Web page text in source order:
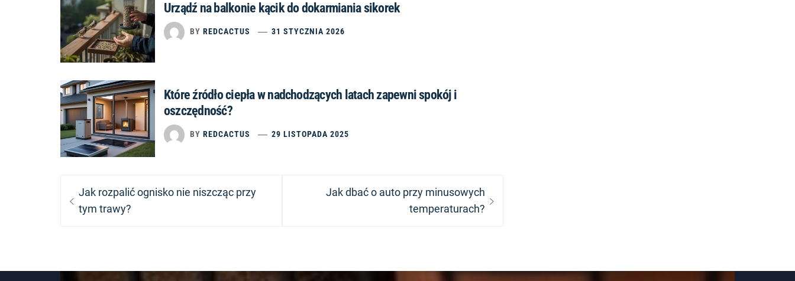
Urządź na balkonie kącik do dokarmiania sikorek
BY REDCACTUS 31 STYCZNIA 2026
Które źródło ciepła w nadchodzących latach zapewni spokój i
oszczędność?
BY REDCACTUS 29 LISTOPADA 2025
Nawigacja
wpisu
Previous
post:
Jak rozpalić ognisko nie niszcząc przy
tym trawy?
Next
Jak dbać o auto przy minusowych
temperaturach?